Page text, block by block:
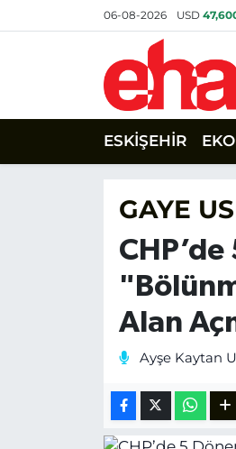
06-08-2026 USD
ESKİŞEHİR
GAYE
Alan
Ayşe Kaytan